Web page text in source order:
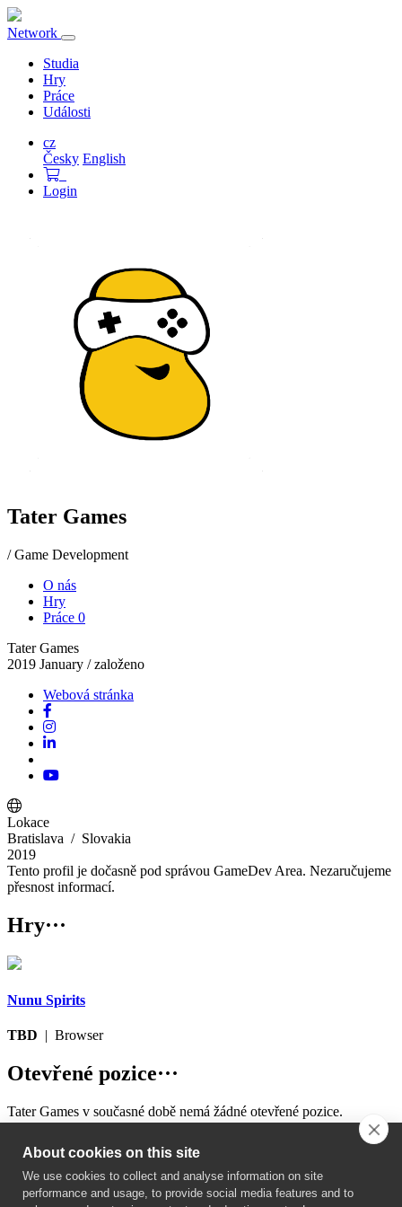
Network
Přepnout
navigaci
Studia
Hry
Práce
Události
cz
Česky English
Login
Tater Games
/ Game Development
O nás
Hry
Práce 0
Tater Games
2019 January / založeno
Webová stránka
Lokace
Bratislava / Slovakia
2019
Tento profil je dočasně pod správou GameDev Area. Nezaručujeme
přesnost informací.
Hry···
Nunu Spirits
TBD | Browser
Otevřené pozice···
Tater Games v současné době nemá žádné otevřené pozice.
Pravidla ochrany osobních údajů
Obchodní podmínky
About cookies on this site
We use cookies to collect and analyse information on site
performance and usage, to provide social media features and to